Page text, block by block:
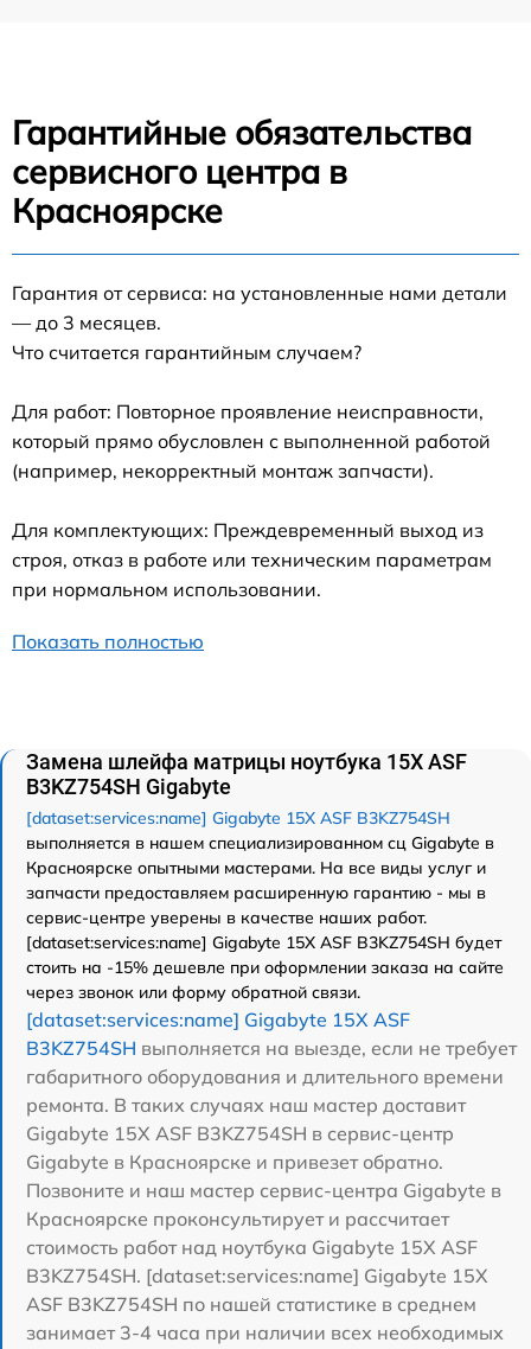
Гарантийные обязательства
сервисного центра в
Красноярске
Гарантия от сервиса: на установленные нами детали
— до 3 месяцев.
Что считается гарантийным случаем?
Для работ: Повторное проявление неисправности,
который прямо обусловлен с выполненной работой
(например, некорректный монтаж запчасти).
Для комплектующих: Преждевременный выход из
строя, отказ в работе или техническим параметрам
при нормальном использовании.
Показать полностью
Замена шлейфа матрицы ноутбука 15X ASF
B3KZ754SH Gigabyte
[dataset:services:name] Gigabyte 15X ASF B3KZ754SH
выполняется в нашем специализированном сц Gigabyte в
Красноярске опытными мастерами. На все виды услуг и
запчасти предоставляем расширенную гарантию - мы в
сервис-центре уверены в качестве наших работ.
[dataset:services:name] Gigabyte 15X ASF B3KZ754SH будет
стоить на -15% дешевле при оформлении заказа на сайте
через звонок или форму обратной связи.
[dataset:services:name] Gigabyte 15X ASF
B3KZ754SH выполняется на выезде, если не требует
габаритного оборудования и длительного времени
ремонта. В таких случаях наш мастер доставит
Gigabyte 15X ASF B3KZ754SH в сервис-центр
Gigabyte в Красноярске и привезет обратно.
Позвоните и наш мастер сервис-центра Gigabyte в
Красноярске проконсультирует и рассчитает
стоимость работ над ноутбука Gigabyte 15X ASF
B3KZ754SH. [dataset:services:name] Gigabyte 15X
ASF B3KZ754SH по нашей статистике в среднем
занимает 3-4 часа при наличии всех необходимых